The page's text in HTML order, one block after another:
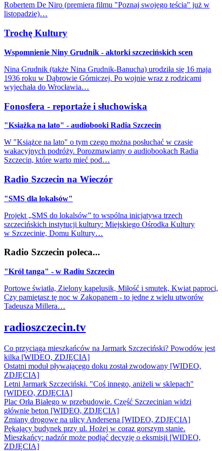
Robertem De Niro (premiera filmu "Poznaj swojego teścia" już w
listopadzie)…
Trochę Kultury
Wspomnienie Niny Grudnik - aktorki szczecińskich scen
Nina Grudnik (także Nina Grudnik-Banucha) urodziła się 16 maja
1936 roku w Dąbrowie Górniczej. Po wojnie wraz z rodzicami
wyjechała do Wrocławia…
Fonosfera - reportaże i słuchowiska
"Książka na lato" - audiobooki Radia Szczecin
W "Książce na lato" o tym czego można posłuchać w czasie
wakacyjnych podróży. Porozmawiamy o audiobookach Radia
Szczecin, które warto mieć pod…
Radio Szczecin na Wieczór
"SMS dla lokalsów"
Projekt „SMS do lokalsów” to wspólna inicjatywa trzech
szczecińskich instytucji kultury: Miejskiego Ośrodka Kultury
w Szczecinie, Domu Kultury…
Radio Szczecin poleca...
"Król tanga" - w Radiu Szczecin
Portowe światła, Zielony kapelusik, Miłość i smutek, Kwiat paproci,
Czy pamiętasz tę noc w Zakopanem - to jedne z wielu utworów
Tadeusza Millera…
radioszczecin.tv
Co przyciąga mieszkańców na Jarmark Szczeciński? Powodów jest
kilka [WIDEO, ZDJĘCIA]
Ostatni moduł pływającego doku został zwodowany [WIDEO,
ZDJĘCIA]
Letni Jarmark Szczeciński. "Coś innego, aniżeli w sklepach"
[WIDEO, ZDJĘCIA]
Plac Orła Białego w przebudowie. Część Szczecinian widzi
głównie beton [WIDEO, ZDJĘCIA]
Zmiany drogowe na ulicy Andersena [WIDEO, ZDJĘCIA]
Pękający budynek przy ul. Hożej w coraz gorszym stanie.
Mieszkańcy: nadzór może podjąć decyzję o eksmisji [WIDEO,
ZDJĘCIA]